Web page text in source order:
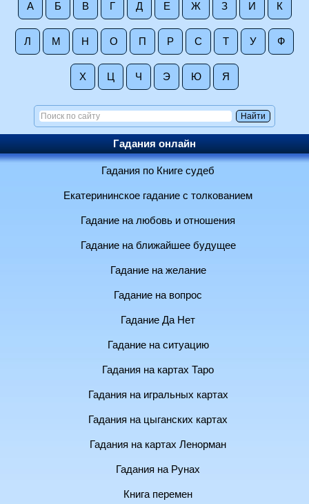
А Б В Г Д Е Ж З И К
Л М Н О П Р С Т У Ф
Х Ц Ч Э Ю Я
Гадания онлайн
Гадания по Книге судеб
Екатерининское гадание с толкованием
Гадание на любовь и отношения
Гадание на ближайшее будущее
Гадание на желание
Гадание на вопрос
Гадание Да Нет
Гадание на ситуацию
Гадания на картах Таро
Гадания на игральных картах
Гадания на цыганских картах
Гадания на картах Ленорман
Гадания на Рунах
Книга перемен